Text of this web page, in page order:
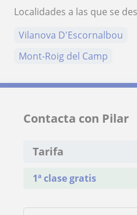
Localidades a las que se
Vilanova D'Escornalbou
Mont-Roig del Camp
Contacta con Pilar
Tarifa
1ª clase gratis